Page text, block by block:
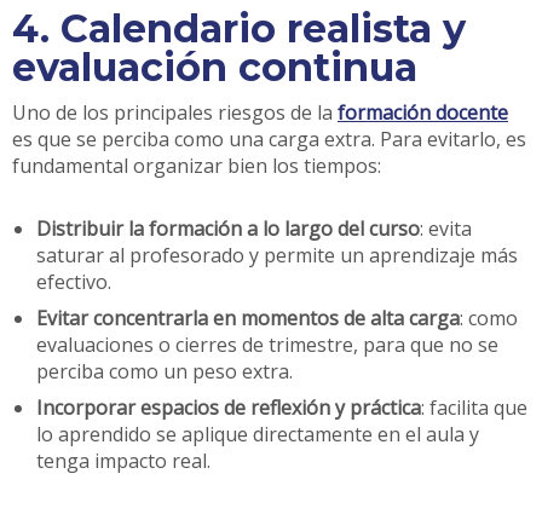
4. Calendario realista y
evaluación continua
Uno de los principales riesgos de la formación docente
es que se perciba como una carga extra. Para evitarlo, es
fundamental organizar bien los tiempos:
Distribuir la formación a lo largo del curso: evita
saturar al profesorado y permite un aprendizaje más
efectivo.
Evitar concentrarla en momentos de alta carga: como
evaluaciones o cierres de trimestre, para que no se
perciba como un peso extra.
Incorporar espacios de reflexión y práctica: facilita que
lo aprendido se aplique directamente en el aula y
tenga impacto real.